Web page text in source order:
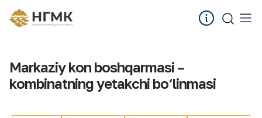
Markaziy kon boshqarmasi –
kombinatning yetakchi bo‘linmasi